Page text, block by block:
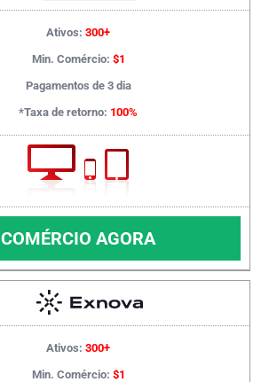
Ativos: 300+
Min. Comércio: $1
Pagamentos de 3 dia
*Taxa de retorno: 100%
COMÉRCIO AGORA
Ativos: 300+
Min. Comércio: $1